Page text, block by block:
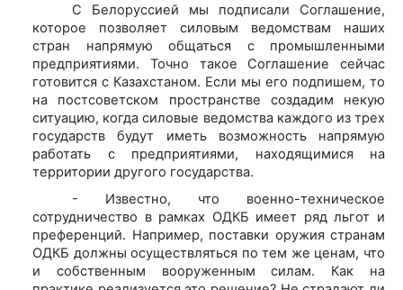
С Белоруссией мы подписали Соглашение,
которое позволяет силовым ведомствам наших
стран напрямую общаться с промышленными
предприятиями. Точно такое Соглашение сейчас
готовится с Казахстаном. Если мы его подпишем, то
на постсоветском пространстве создадим некую
ситуацию, когда силовые ведомства каждого из трех
государств будут иметь возможность напрямую
работать с предприятиями, находящимися на
территории другого государства.
- Известно, что военно-техническое
сотрудничество в рамках ОДКБ имеет ряд льгот и
преференций. Например, поставки оружия странам
ОДКБ должны осуществляться по тем же ценам, что
и собственным вооруженным силам. Как на